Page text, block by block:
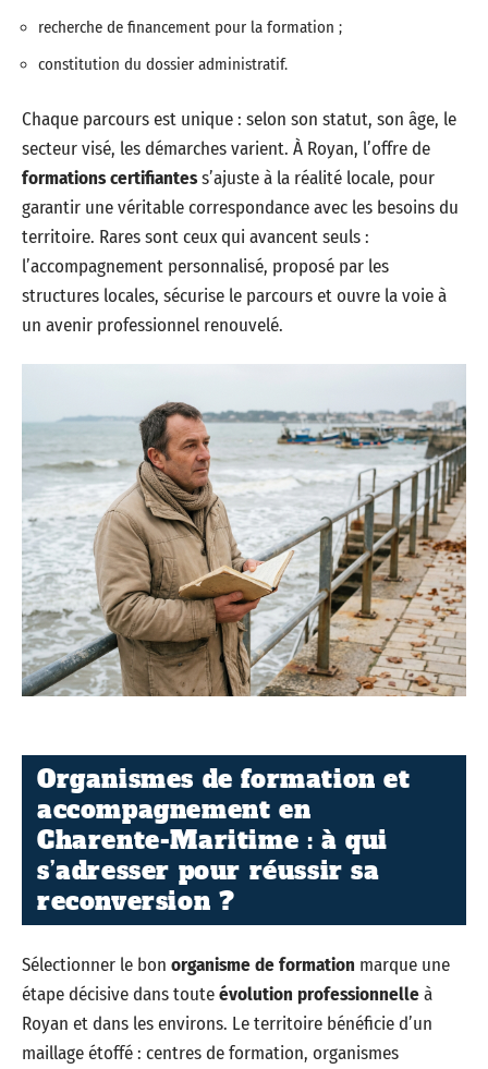
recherche de financement pour la formation ;
constitution du dossier administratif.
Chaque parcours est unique : selon son statut, son âge, le
secteur visé, les démarches varient. À Royan, l’offre de
formations certifiantess’ajuste à la réalité locale, pour
garantir une véritable correspondance avec les besoins du
territoire. Rares sont ceux qui avancent seuls :
l’accompagnement personnalisé, proposé par les
structures locales, sécurise le parcours et ouvre la voie à
un avenir professionnel renouvelé.
Organismes de formation et
accompagnement en
Charente-Maritime : à qui
s’adresser pour réussir sa
reconversion ?
Sélectionner le bon organisme de formation marque une
étape décisive dans touteévolution professionnelleà
Royan et dans les environs. Le territoire bénéficie d’un
maillage étoffé : centres de formation, organismes